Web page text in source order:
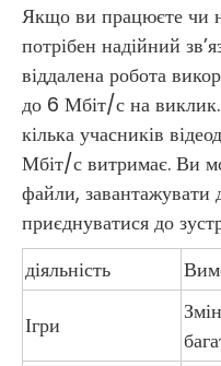
Якщо ви працюєте чи
потрібен надійний
віддалена робота
до 6 Мбіт/с на виклик.
кілька учасників
Мбіт/с витримає. Ви
файли, завантажувати
приєднуватися до
діяльність
Ігри